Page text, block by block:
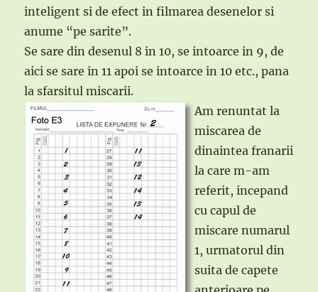
inteligent si de efect in filmarea desenelor si
anume “pe sarite”.
Se sare din desenul 8 in 10, se intoarce in 9, de
aici se sare in 11 apoi se intoarce in 10 etc., pana
la sfarsitul miscarii.
Am renuntat la
miscarea de
dinaintea franarii
la care m-am
referit, incepand
cu capul de
miscare numarul
1, urmatorul din
suita de capete